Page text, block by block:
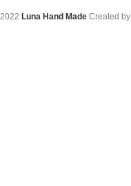
2022 Luna Hand Made Created by